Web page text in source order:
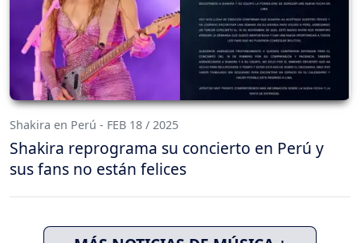
Shakira en Perú - FEB 18 / 2025
Shakira reprograma su concierto en Perú y
sus fans no están felices